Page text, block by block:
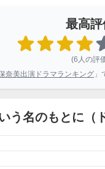
最高評
(6人の評
奈美出演ドラマランキング 」
う名のもとに（